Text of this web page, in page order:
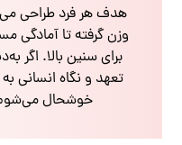
هدف هر فرد طراحی
وزن گرفته تا آمادگی
برای سنین بالا. اگر
تعهد و نگاه انسانی
خوشحال می‌شوم